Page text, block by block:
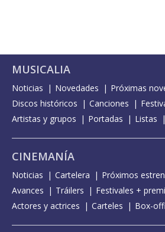
MUSICALIA
Noticias Novedades
Próximas
Discos históricos
Canciones
Artistas y grupos
Portadas Listas
CINEMANÍA
Noticias Cartelera Próximos
Avances
Tráilers
Festivales +
Actores y actrices
Carteles Box-